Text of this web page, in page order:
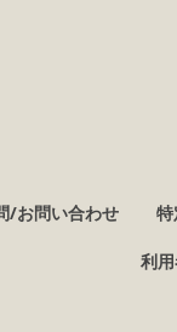
/お問い合わせ
利